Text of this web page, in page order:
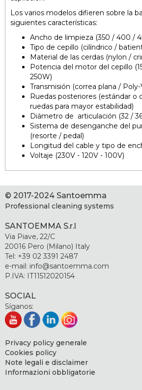
Los varios modelos difieren sobre la
siguientes características:
Ancho de limpieza (350 / 400 /
Tipo de cepillo (cilíndrico /
Material de las cerdas (nylon /
Potencia del motor del cepillo
250W)
Transmisión (correa plana / Poly-
Ruedas posteriores (estándar o
ruedas para mayor estabilidad)
Diámetro de articulación (32 /
Sistema de desenganche del
(resorte / pedal)
Longitud del cable y tipo de
Voltaje (230V - 120V - 100V)
© 2017-2024 Santoemma
Professional cleaning systems
SANTOEMMA S.r.l
Via Piave, 22/C
20016 Pero (Milano) Italy
Tel: +39 02 3391 2487
e-mail: info@santoemma.com
P.IVA: IT11512020154
SOCIAL
Síganos:
Privacy policy generale
Cookies policy
Note legali e disclaimer
Informazioni obbligatorie